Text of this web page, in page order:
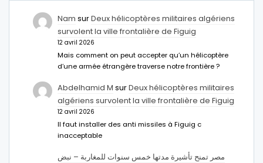
Nam surDeux hélicoptères militaires algériens
survolent la ville frontalière de Figuig
12 avril 2026
Mais comment on peut accepter qu’un hélicoptère
d’une armée étrangère traverse notre frontière ?
Abdelhamid M surDeux hélicoptères militaires
algériens survolent la ville frontalière de Figuig
12 avril 2026
Il faut installer des anti missiles à Figuig c
inacceptable
مصر تمنح تأشيرة مدتها خمس سنوات للمغاربة – نبض